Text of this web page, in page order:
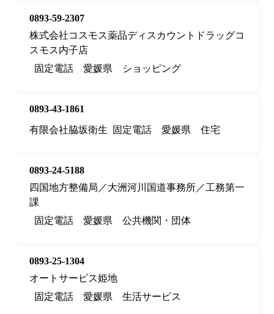
0893-59-2307
株式会社コスモス薬品ディスカウントドラッグコ
スモス内子店
固定電話
愛媛県 ショッピング
0893-43-1861
有限会社脇坂衛生
固定電話 愛媛県 住宅
0893-24-5188
四国地方整備局／大洲河川国道事務所／工務第一
課
固定電話
愛媛県 公共機関・団体
0893-25-1304
オートサービス姫地
固定電話
愛媛県 生活サービス